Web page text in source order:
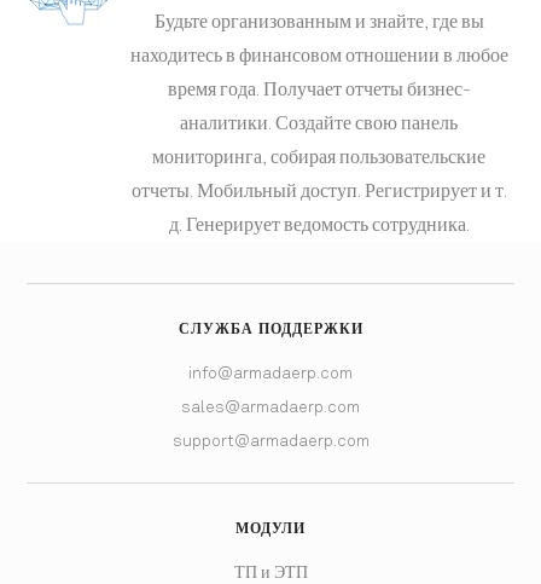
Будьте организованным и знайте, где вы
находитесь в финансовом отношении в любое
время года. Получает отчеты бизнес-
аналитики. Создайте свою панель
мониторинга, собирая пользовательские
отчеты. Мобильный доступ. Регистрирует и т.
д. Генерирует ведомость сотрудника.
СЛУЖБА ПОДДЕРЖКИ
info@armadaerp.com
sales@armadaerp.com
support@armadaerp.com
МОДУЛИ
ТП и ЭТП